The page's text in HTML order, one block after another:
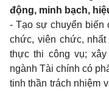
động, minh bạch,
- Tạo sự chuyển biến
chức, viên chức,
thực thi công vụ;
ngành Tài chính có
tinh thần trách nhiệm